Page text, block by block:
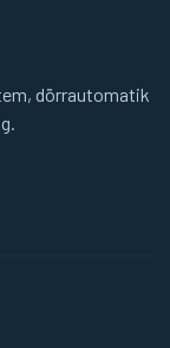
dörrautomatik